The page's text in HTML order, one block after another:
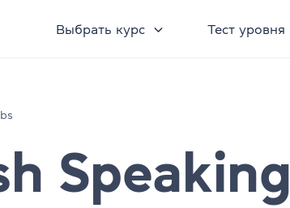
Выбрать курс Тест уровня
Speaking